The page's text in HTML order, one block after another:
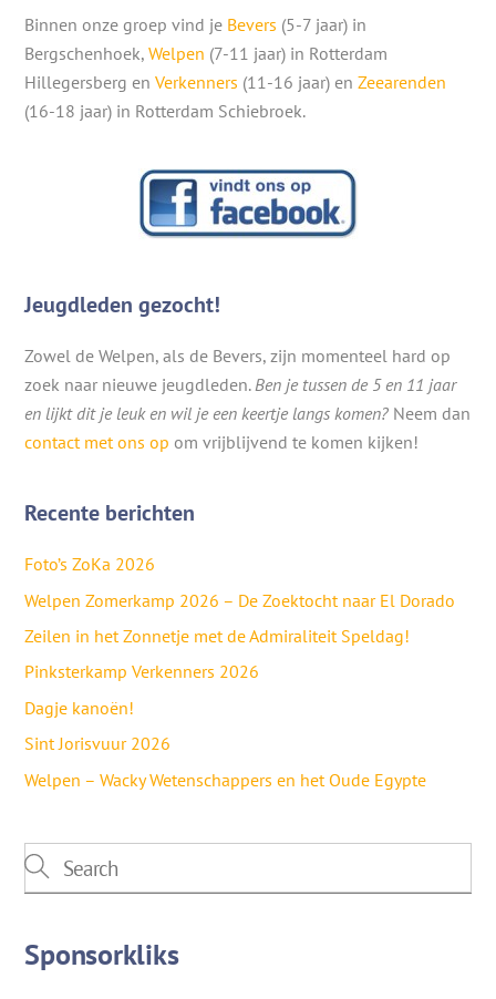
Binnen onze groep vind je Bevers (5-7 jaar) in
Bergschenhoek,Welpen (7-11 jaar) in Rotterdam
Hillegersberg enVerkenners (11-16 jaar) enZeearenden
(16-18 jaar) in Rotterdam Schiebroek.
Jeugdleden gezocht!
Zowel de Welpen, als de Bevers, zijn momenteel hard op
zoek naar nieuwe jeugdleden. Ben je tussen de 5 en 11 jaar
en lijkt dit je leuk en wil je een keertje langs komen? Neem dan
contact met ons op om vrijblijvend te komen kijken!
Recente berichten
Foto’s ZoKa 2026
Welpen Zomerkamp 2026 – De Zoektocht naar El Dorado
Zeilen in het Zonnetje met de Admiraliteit Speldag!
Pinksterkamp Verkenners 2026
Dagje kanoën!
Sint Jorisvuur 2026
Welpen – Wacky Wetenschappers en het Oude Egypte
Sponsorkliks